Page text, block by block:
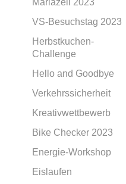
Mariazell 2023
VS-Besuchstag 2023
Herbstkuchen-
Challenge
Hello and Goodbye
Verkehrssicherheit
Kreativwettbewerb
Bike Checker 2023
Energie-Workshop
Eislaufen